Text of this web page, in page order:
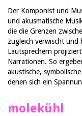
Der Komponist und
und akusmatische
die die Grenzen
zugleich verwischt
Lautsprechern
Narrationen. So
akustische,
denen sich ein
molekühl